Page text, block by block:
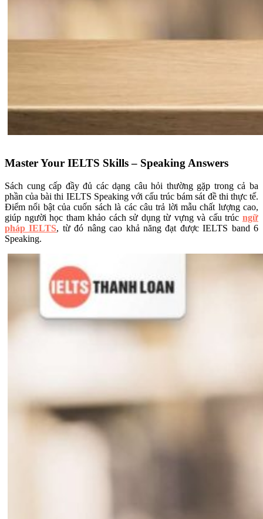
Master Your IELTS Skills – Speaking Answers
Sách cung cấp đầy đủ các dạng câu hỏi thường gặp trong cả ba
phần của bài thi IELTS Speaking với cấu trúc bám sát đề thi thực tế.
Điểm nổi bật của cuốn sách là các câu trả lời mẫu chất lượng cao,
giúp người học tham khảo cách sử dụng từ vựng và cấu trúc ngữ
pháp IELTS, từ đó nâng cao khả năng đạt được IELTS band 6
Speaking.